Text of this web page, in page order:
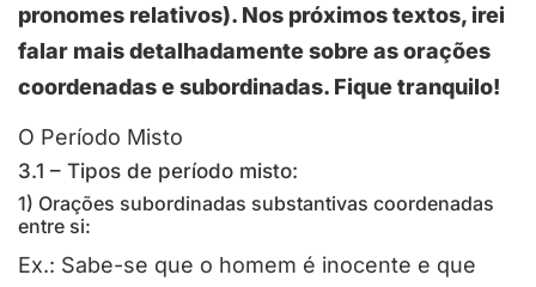
pronomes relativos). Nos próximos textos, irei
falar mais detalhadamente sobre as orações
coordenadas e subordinadas. Fique tranquilo!
O Período Misto
3.1 – Tipos de período misto:
1) Orações subordinadas substantivas coordenadas
entre si:
Ex.: Sabe-se que o homem é inocente e que